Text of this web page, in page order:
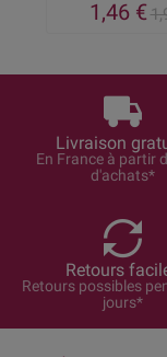
1,46 €
Livraison
En France à partir
d'achats*
Retours
Retours possibles
jours*